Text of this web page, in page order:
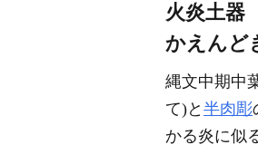
火炎土器
かえんど
縄文中期中
て)と 半肉彫
かる炎に似